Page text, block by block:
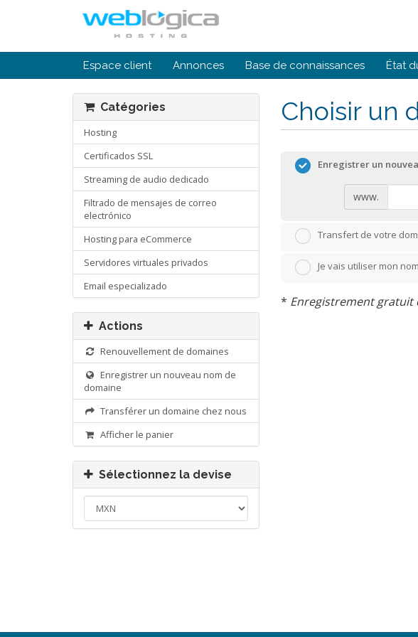
Espace client Annonces Base de connaissances État
Choisir un
Catégories
Hosting
Certificados SSL
Streaming de audio dedicado
Filtrado de mensajes de correo
electrónico
Hosting para eCommerce
Servidores virtuales privados
Email especializado
Actions
Renouvellement de domaines
Enregistrer un nouveau nom de
domaine
Transférer un domaine chez nous
Afficher le panier
Sélectionnez la devise
Enregistrer un
www.
Transfert de votre
Je vais utiliser mon
* Enregistrement gratuit